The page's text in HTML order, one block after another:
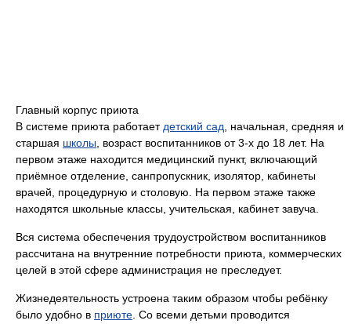
Главный корпус приюта
В системе приюта работаетдетский сад, начальная, средняя и
старшая школы, возраст воспитанников от 3-х до 18 лет. На
первом этаже находится медицинский пункт, включающий
приёмное отделение, санпропускник, изолятор, кабинеты
врачей, процедурную и столовую. На первом этаже также
находятся школьные классы, учительская, кабинет завуча.
Вся система обеспечения трудоустройством воспитанников
рассчитана на внутренние потребности приюта, коммерческих
целей в этой сфере администрация не преследует.
Жизнедеятельность устроена таким образом чтобы ребёнку
было удобно в приюте. Со всеми детьми проводится